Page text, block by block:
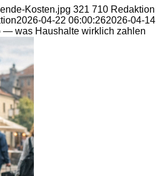
Kosten.jpg 321 710 Redaktion
2026-04-22 06:00:262026-04-14
— was Haushalte wirklich zahlen